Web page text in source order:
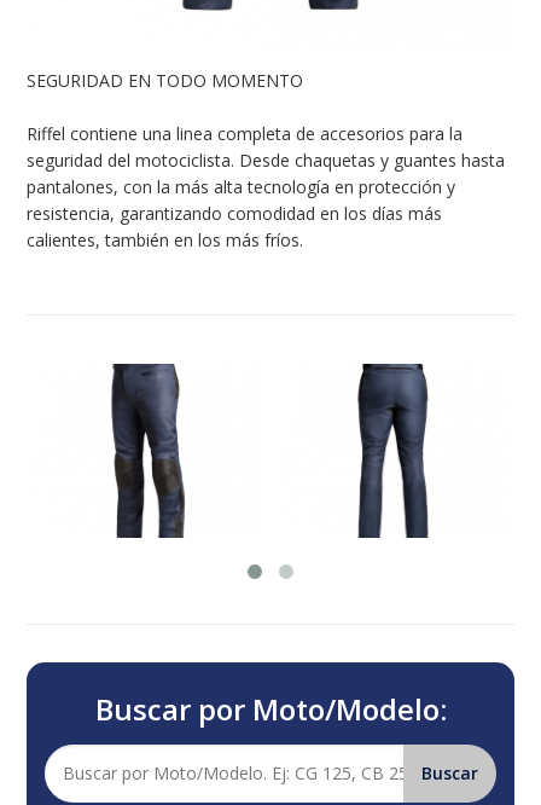
SEGURIDAD EN TODO MOMENTO
Riffel contiene una linea completa de accesorios para la
seguridad del motociclista. Desde chaquetas y guantes hasta
pantalones, con la más alta tecnología en protección y
resistencia, garantizando comodidad en los días más
calientes, también en los más fríos.
Buscar por Moto/Modelo: